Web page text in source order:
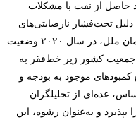
حاصل از نفت با مشکلات
تحت‌فشار نارضایتی‌های
گستردۀ اجتماعی قرار دارد. به‌گزارش سازمان ملل، در سال ۲۰۲۰ وضعیت
کشور زیر خط‌فقر به
کمبودهای موجود به بودجه و
عده‌ای از تحلیلگران
و به‌عنوان رشوه، این